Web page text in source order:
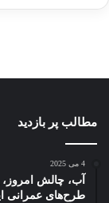
مطالب پر بازدید
4 می 2025
آب، چالش امروز،
طرح‌های عمرانی